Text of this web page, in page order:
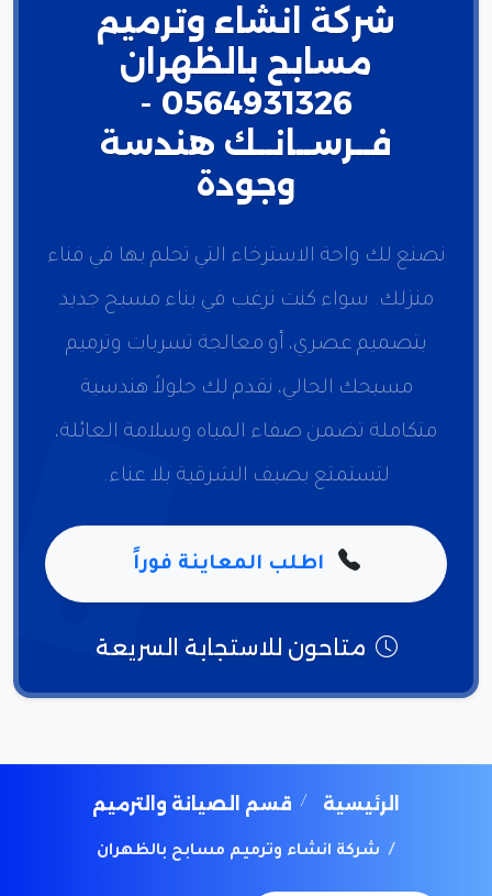
شركة انشاء وترميم
مسابح بالظهران
0564931326 -
فــرســانــك هندسة
وجودة
نصنع لك واحة الاسترخاء التي تحلم بها في فناء
منزلك. سواء كنت ترغب في بناء مسبح جديد
بتصميم عصري، أو معالجة تسربات وترميم
مسبحك الحالي، نقدم لك حلولاً هندسية
متكاملة تضمن صفاء المياه وسلامة العائلة،
لتستمتع بصيف الشرقية بلا عناء.
اطلب المعاينة فوراً
متاحون للاستجابة السريعة
الرئيسية قسم الصيانة والترميم
شركة انشاء وترميم مسابح بالظهران